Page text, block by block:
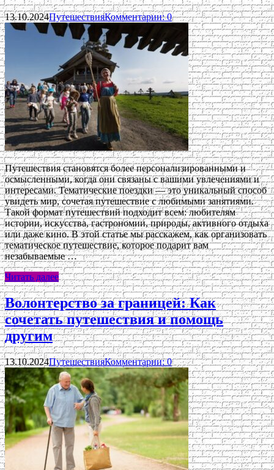
13.10.2024ПутешествияКомментарии: 0
Путешествия становятся более персонализированными и
осмысленными, когда они связаны с вашими увлечениями и
интересами. Тематические поездки — это уникальный способ
увидеть мир, сочетая путешествие с любимыми занятиями.
Такой формат путешествий подходит всем: любителям
истории, искусства, гастрономии, природы, активного отдыха
или даже кино. В этой статье мы расскажем, как организовать
тематическое путешествие, которое подарит вам
незабываемые …
Читать далее
Волонтерство за границей: Как
сочетать путешествия и помощь
другим
13.10.2024ПутешествияКомментарии: 0